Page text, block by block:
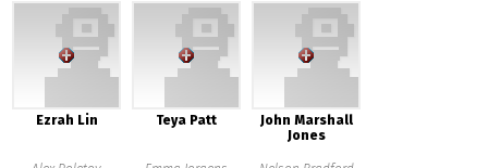
Ezrah Lin Teya Patt
John Marshall
Jones